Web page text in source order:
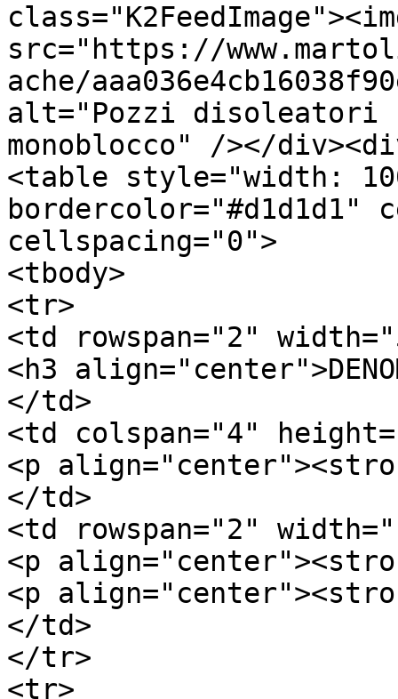
src="https://
ache/
alt="Pozzi disoleatori
monoblocco" /></
<table style="width:
bordercolor="#d1d1d1"
cellspacing="0">
<tbody>
<tr>
<td rowspan="2"
<h3
</td>
<td colspan="4"
<p
</td>
<td rowspan="2"
<p
<p
</td>
</tr>
<tr>